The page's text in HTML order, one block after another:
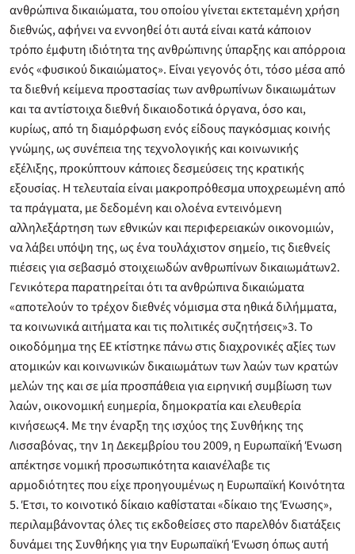
ανθρώπινα δικαιώματα, του οποίου γίνεται εκτεταμένη χρήση
διεθνώς, αφήνει να εννοηθεί ότι αυτά είναι κατά κάποιον
τρόπο έμφυτη ιδιότητα της ανθρώπινης ύπαρξης και απόρροια
ενός «φυσικού δικαιώματος». Είναι γεγονός ότι, τόσο μέσα από
τα διεθνή κείμενα προστασίας των ανθρωπίνων δικαιωμάτων
και τα αντίστοιχα διεθνή δικαιοδοτικά όργανα, όσο και,
κυρίως, από τη διαμόρφωση ενός είδους παγκόσμιας κοινής
γνώμης, ως συνέπεια της τεχνολογικής και κοινωνικής
εξέλιξης, προκύπτουν κάποιες δεσμεύσεις της κρατικής
εξουσίας. Η τελευταία είναι μακροπρόθεσμα υποχρεωμένη από
τα πράγματα, με δεδομένη και ολοένα εντεινόμενη
αλληλεξάρτηση των εθνικών και περιφερειακών οικονομιών,
να λάβει υπόψη της, ως ένα τουλάχιστον σημείο, τις διεθνείς
πιέσεις για σεβασμό στοιχειωδών ανθρωπίνων δικαιωμάτων2.
Γενικότερα παρατηρείται ότι τα ανθρώπινα δικαιώματα
«αποτελούν το τρέχον διεθνές νόμισμα στα ηθικά διλήμματα,
τα κοινωνικά αιτήματα και τις πολιτικές συζητήσεις»3. Το
οικοδόμημα της ΕΕ κτίστηκε πάνω στις διαχρονικές αξίες των
ατομικών και κοινωνικών δικαιωμάτων των λαών των κρατών
μελών της και σε μία προσπάθεια για ειρηνική συμβίωση των
λαών, οικονομική ευημερία, δημοκρατία και ελευθερία
κινήσεως4. Με την έναρξη της ισχύος της Συνθήκης της
Λισσαβόνας, την 1η Δεκεμβρίου του 2009, η Ευρωπαϊκή Ένωση
απέκτησε νομική προσωπικότητα καιανέλαβε τις
αρμοδιότητες που είχε προηγουμένως η Ευρωπαϊκή Κοινότητα
5. Έτσι, το κοινοτικό δίκαιο καθίσταται «δίκαιο της Ένωσης»,
περιλαμβάνοντας όλες τις εκδοθείσες στο παρελθόν διατάξεις
δυνάμει της Συνθήκης για την Ευρωπαϊκή Ένωση όπως αυτή